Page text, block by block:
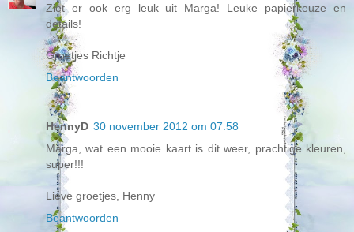
Ziet er ook erg leuk uit Marga! Leuke papierkeuze en
details!
Groetjes Richtje
Beantwoorden
HennyD 30 november 2012 om 07:58
Marga, wat een mooie kaart is dit weer, prachtige kleuren,
super!!!
Lieve groetjes, Henny
Beantwoorden